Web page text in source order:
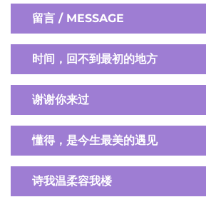
留言 / MESSAGE
时间，回不到最初的地方
谢谢你来过
懂得，是今生最美的遇见
诗我温柔容我楼